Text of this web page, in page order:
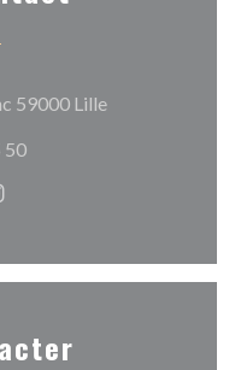
59000 Lille((ouvre une
50
((ouvre une((ouvre une